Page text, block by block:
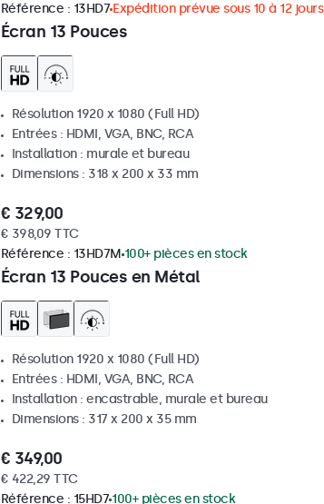
Écran 13 Pouces
Référence : 13HD7 Expédition prévue sous 10 à 12 jours
Résolution 1920 x 1080 (Full HD)
Entrées : HDMI, VGA, BNC, RCA
Installation : murale et bureau
Dimensions : 318 x 200 x 33 mm
€ 329,00
€ 398,09 TTC
Écran 13 Pouces en Métal
Référence : 13HD7M 100+ pièces en stock
Résolution 1920 x 1080 (Full HD)
Entrées : HDMI, VGA, BNC, RCA
Installation : encastrable, murale et bureau
Dimensions : 317 x 200 x 35 mm
€ 349,00
€ 422,29 TTC
Référence : 15HD7 100+ pièces en stock